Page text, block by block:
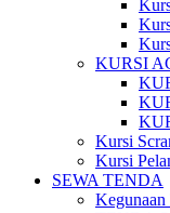
KURSI
Kursi
Kursi
SEWA TENDA
Kegunaan